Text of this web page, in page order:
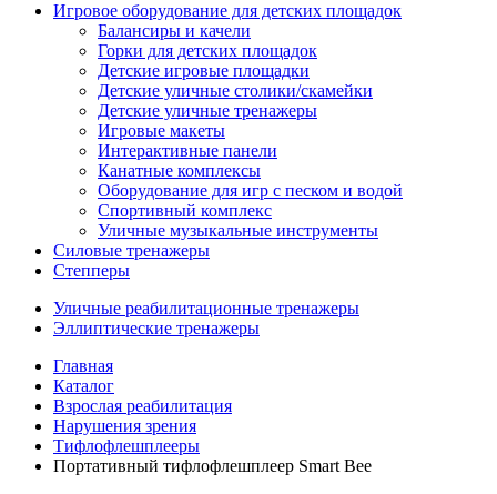
Игровое оборудование для детских площадок
Балансиры и качели
Горки для детских площадок
Детские игровые площадки
Детские уличные столики/скамейки
Детские уличные тренажеры
Игровые макеты
Интерактивные панели
Канатные комплексы
Оборудование для игр с песком и водой
Спортивный комплекс
Уличные музыкальные инструменты
Силовые тренажеры
Степперы
Уличные реабилитационные тренажеры
Эллиптические тренажеры
Главная
Каталог
Взрослая реабилитация
Нарушения зрения
Тифлофлешплееры
Портативный тифлофлешплеер Smart Bee